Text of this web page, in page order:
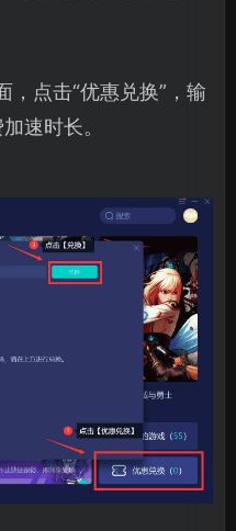
，点击“优惠兑换”，输
速时长。